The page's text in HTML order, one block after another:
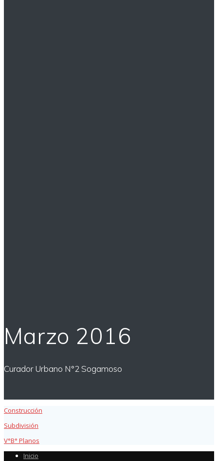
Marzo 2016
Curador Urbano N°2 Sogamoso
Construcción
Subdivisión
V°B° Planos
Inicio